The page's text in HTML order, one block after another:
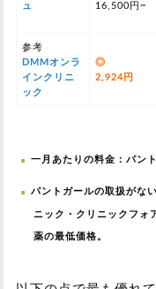
ュ
16,500円~
参考
DMMオンラ
インクリニ
ック
◎
2,924円
一月あたりの料金：パン
パントガールの取扱がな
ニック・クリニックフォ
薬の最低価格。